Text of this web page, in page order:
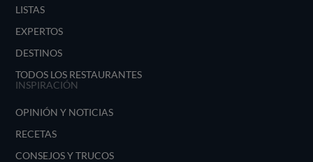
LISTAS
EXPERTOS
DESTINOS
TODOS LOS RESTAURANTES
INSPIRACIÓN
OPINIÓN Y NOTICIAS
RECETAS
CONSEJOS Y TRUCOS